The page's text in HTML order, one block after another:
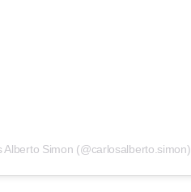
Simon (@carlosalberto.simon)